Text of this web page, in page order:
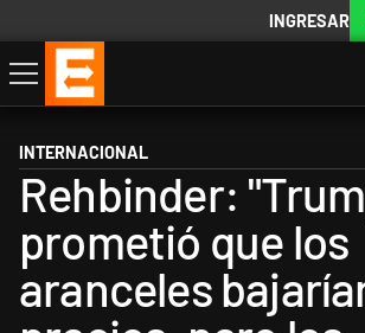
INGRESAR
Economía
Política
Internacional
Actualidad
Descargá la App
INTERNACIONAL
Rehbinder:
prometió que los
aranceles